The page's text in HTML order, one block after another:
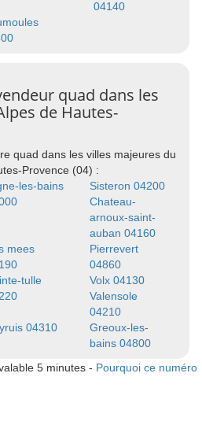
04140
quad dans les
de Hautes-
quad dans les villes majeures du
Provence (04) :
les-bains
Sisteron 04200
Chateau-
arnoux-saint-
auban 04160
mees
Pierrevert
04860
tulle
Volx 04130
Valensole
04210
04310
Greoux-les-
bains 04800
5 minutes - Pourquoi ce numéro